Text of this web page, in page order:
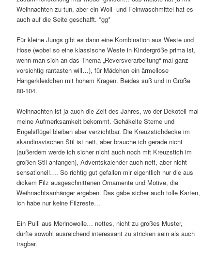
Weihnachten zu tun, aber ein Woll- und Feinwaschmittel hat es
auch auf die Seite geschafft. *gg*
Für kleine Jungs gibt es dann eine Kombination aus Weste und
Hose (wobei so eine klassische Weste in Kindergröße prima ist,
wenn man sich an das Thema „Reversverarbeitung“ mal ganz
vorsichtig rantasten will…), für Mädchen ein ärmellose
Hängerkleidchen mit hohem Kragen. Beides süß und in Größe
80-104.
Weihnachten ist ja auch die Zeit des Jahres, wo der Dekoteil mal
meine Aufmerksamkeit bekommt. Gehäkelte Sterne und
Engelsflügel bleiben aber verzichtbar. Die Kreuzstichdecke im
skandinavischen Stil ist nett, aber brauche ich gerade nicht
(außerdem werde ich sicher nicht auch noch mit Kreuzstich im
großen Stil anfangen), Adventskalender auch nett, aber nicht
sensationell…. So richtig gut gefallen mir eigentlich nur die aus
dickem Filz ausgeschnittenen Ornamente und Motive, die
Weihnachtsanhänger ergeben. Das gäbe sicher auch tolle Karten,
ich habe nur keine Filzreste…
Ein Pulli aus Merinowolle… nettes, nicht zu großes Muster,
dürfte sowohl ausreichend interessant zu stricken sein als auch
tragbar.